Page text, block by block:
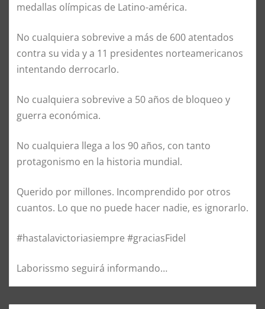
medallas olímpicas de Latino-américa.
No cualquiera sobrevive a más de 600 atentados
contra su vida y a 11 presidentes norteamericanos
intentando derrocarlo.
No cualquiera sobrevive a 50 años de bloqueo y
guerra económica.
No cualquiera llega a los 90 años, con tanto
protagonismo en la historia mundial.
Querido por millones. Incomprendido por otros
cuantos. Lo que no puede hacer nadie, es ignorarlo.
#hastalavictoriasiempre #graciasFidel
Laborissmo seguirá informando…